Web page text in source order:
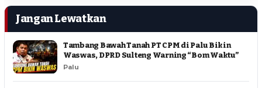
Jangan Lewatkan
Tambang Bawah Tanah PT CPM di Palu Bikin
Waswas, DPRD Sulteng Warning “Bom Waktu”
Palu